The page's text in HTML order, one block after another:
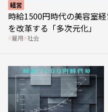
経営
時給1500円時代の美容室
を改革する「多次元化」
雇用 社会